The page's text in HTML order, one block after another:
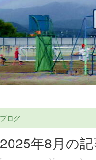
ブログ
2025年8月の